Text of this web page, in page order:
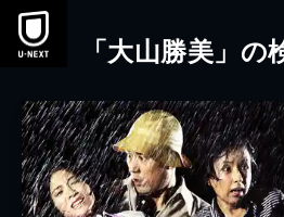
本文へスキップ
「大山勝美」の